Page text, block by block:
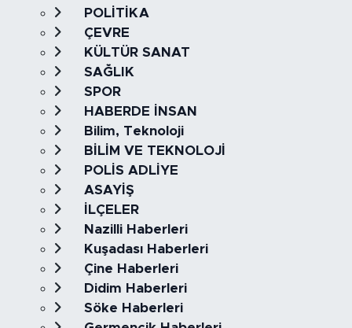
POLİTİKA
ÇEVRE
KÜLTÜR SANAT
SAĞLIK
SPOR
HABERDE İNSAN
Bilim, Teknoloji
BİLİM VE TEKNOLOJİ
POLİS ADLİYE
ASAYİŞ
İLÇELER
Nazilli Haberleri
Kuşadası Haberleri
Çine Haberleri
Didim Haberleri
Söke Haberleri